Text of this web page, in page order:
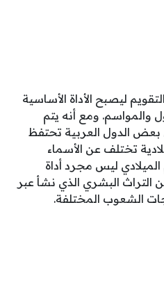
ليصبح الأداة الأساسية
والمواسم. ومع أنه يتم
بعض الدول العربية تحتفظ
تختلف عن الأسماء
الميلادي ليس مجرد أداة
التراث البشري الذي نشأ عبر
الشعوب المختلفة.